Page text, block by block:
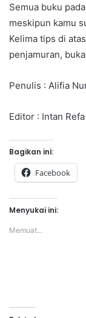
Semua buku
meskipun kamu
Kelima tips di
penjamuran,
Penulis : Alifia
Editor : Intan Refa
Bagikan ini:
Facebook
Menyukai ini:
Memuat...